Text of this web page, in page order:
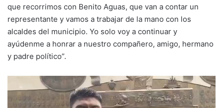
que recorrimos con Benito Aguas, que van a contar un
representante y vamos a trabajar de la mano con los
alcaldes del municipio. Yo solo voy a continuar y
ayúdenme a honrar a nuestro compañero, amigo, hermano
y padre político”.